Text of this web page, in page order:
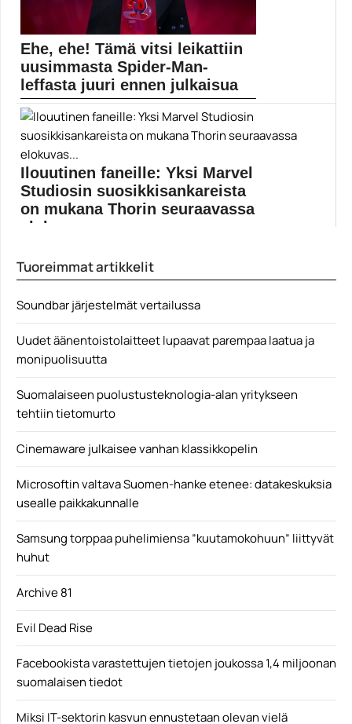
Ehe, ehe! Tämä vitsi leikattiin
uusimmasta Spider-Man-
leffasta juuri ennen julkaisua
Animaatio-Oscarista tänä vuonna kisaavassa Spider-
Elokuvat
Ilouutinen faneille: Yksi Marvel
Studiosin suosikkisankareista
on mukana Thorin seuraavassa
elokuvas...
kasvaa yhdellä...
Tuoreimmat artikkelit
Soundbar järjestelmät vertailussa
Uudet äänentoistolaitteet lupaavat parempaa laatua ja
monipuolisuutta
Suomalaiseen puolustusteknologia-alan yritykseen
tehtiin tietomurto
Cinemaware julkaisee vanhan klassikkopelin
Microsoftin valtava Suomen-hanke etenee: datakeskuksia
usealle paikkakunnalle
Samsung torppaa puhelimiensa ”kuutamokohuun” liittyvät
huhut
Archive 81
Evil Dead Rise
Facebookista varastettujen tietojen joukossa 1,4 miljoonan
suomalaisen tiedot
Miksi IT-sektorin kasvun ennustetaan olevan vielä